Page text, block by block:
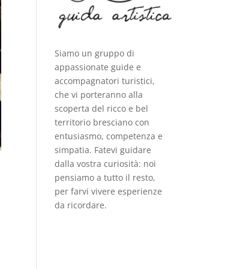
Siamo un gruppo di
appassionate guide e
accompagnatori turistici,
che vi porteranno alla
scoperta del ricco e bel
territorio bresciano con
entusiasmo, competenza e
simpatia. Fatevi guidare
dalla vostra curiosità: noi
pensiamo a tutto il resto,
per farvi vivere esperienze
da ricordare.